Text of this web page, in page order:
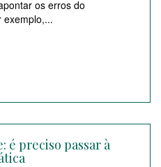
os erros do
exemplo,...
é preciso passar à